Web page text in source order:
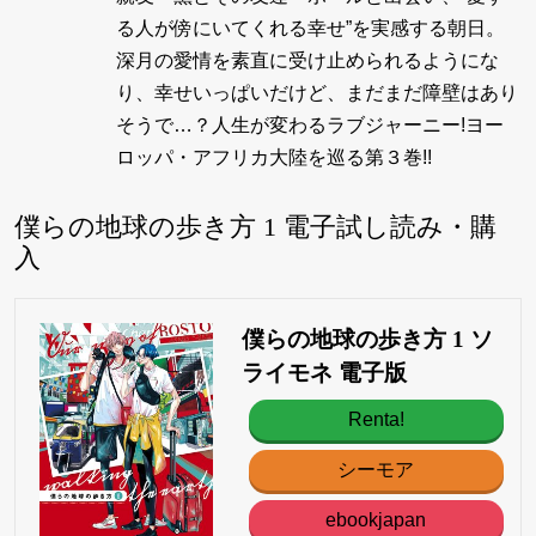
る人が傍にいてくれる幸せ”を実感する朝日。
深月の愛情を素直に受け止められるようにな
り、幸せいっぱいだけど、まだまだ障壁はあり
そうで…？人生が変わるラブジャーニー!ヨー
ロッパ・アフリカ大陸を巡る第３巻!!
僕らの地球の歩き方 1 電子試し読み・購
入
僕らの地球の歩き方 1 ソ
ライモネ 電子版
Renta!
シーモア
ebookjapan